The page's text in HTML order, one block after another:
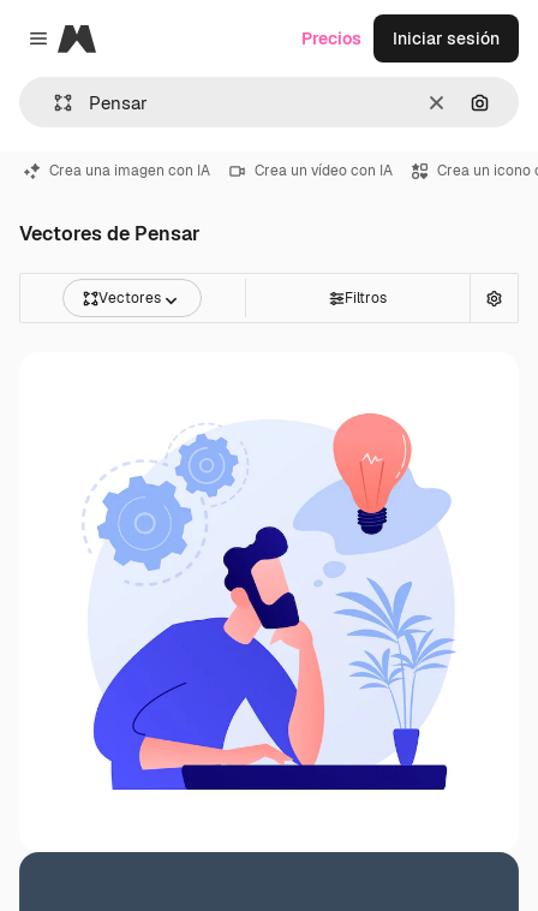
Close menu
Magnific
Borrar
Precios Iniciar sesión
Crea una imagen con IA Crea un vídeo con IA Crea un icono
Vectores de Pensar
Vectores Filtros